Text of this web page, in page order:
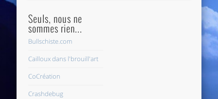
Seuls, nous ne
sommes rien...
Bullschiste.com
Cailloux dans l'brouill'art
CoCréation
Crashdebug